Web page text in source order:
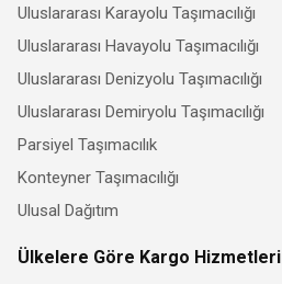
Uluslararası Karayolu Taşımacılığı
Uluslararası Havayolu Taşımacılığı
Uluslararası Denizyolu Taşımacılığı
Uluslararası Demiryolu Taşımacılığı
Parsiyel Taşımacılık
Konteyner Taşımacılığı
Ulusal Dağıtım
Ülkelere Göre Kargo Hizmetleri